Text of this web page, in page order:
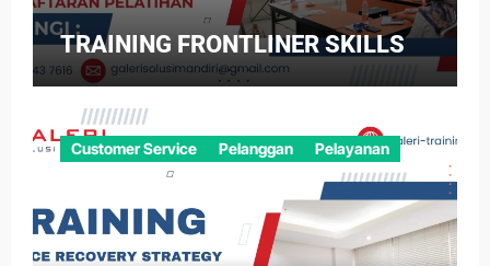
TRAINING FRONTLINER SKILLS
Customer Service Pelanggan Pelayanan